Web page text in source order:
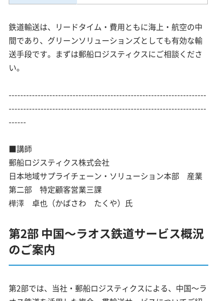
鉄道輸送は、リードタイム・費用ともに海上・航空の中
間であり、グリーンソリューションズとしても有効な輸
送手段です。まずは郵船ロジスティクスにご相談くださ
い。
--------------------------------------------------------------------
--------------------------------------------------------------------
------
■講師
郵船ロジスティクス株式会社
日本地域サプライチェーン・ソリューション本部 産業
第二部 特定顧客営業三課
樺澤 卓也（かばさわ たくや）氏
第2部 中国～ラオス鉄道サービス概況
のご案内
第2部では、当社・郵船ロジスティクスによる、中国～ラ